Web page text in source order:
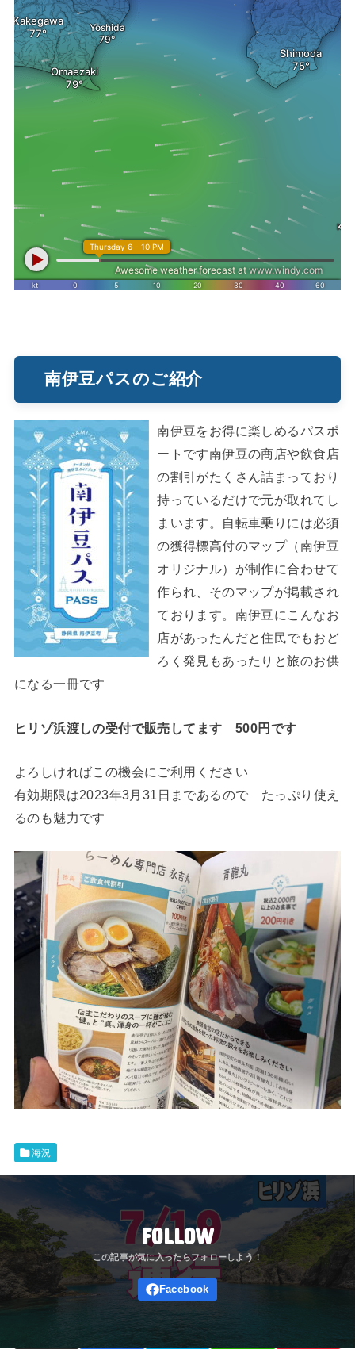
南伊豆パスのご紹介
南伊豆をお得に楽しめるパスポ
ートです南伊豆の商店や飲食店
の割引がたくさん詰まっており
持っているだけで元が取れてし
まいます。自転車乗りには必須
の獲得標高付のマップ（南伊豆
オリジナル）が制作に合わせて
作られ、そのマップが掲載され
ております。南伊豆にこんなお
店があったんだと住民でもおど
ろく発見もあったりと旅のお供
になる一冊です
ヒリゾ浜渡しの受付で販売してます 500円です
よろしければこの機会にご利用ください
有効期限は2023年3月31日まであるので たっぷり使え
るのも魅力です
海況
FOLLOW